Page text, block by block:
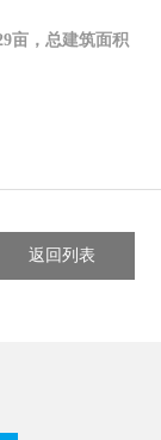
亩，总建筑面积
返回列表